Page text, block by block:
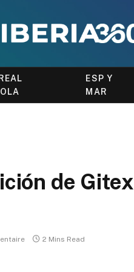
ESP Y
MAR
de Gitex
2 Mins Read